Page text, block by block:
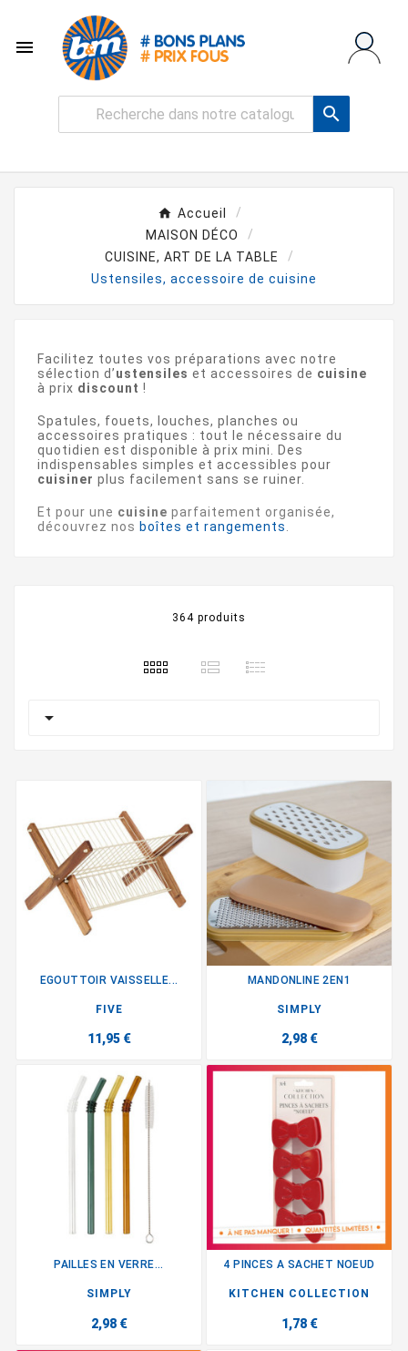


Accueil
MAISON DÉCO
CUISINE, ART DE LA TABLE
Ustensiles, accessoire de cuisine
Facilitez toutes vos préparations avec notre
sélection d’ustensiles et accessoires de cuisine
à prix discount !
Spatules, fouets, louches, planches ou
accessoires pratiques : tout le nécessaire du
quotidien est disponible à prix mini. Des
indispensables simples et accessibles pour
cuisiner plus facilement sans se ruiner.
Et pour une cuisine parfaitement organisée,
découvrez nos boîtes et rangements
364 produits

EGOUTTOIR VAISSELLE...
FIVE
11,95 €
MANDONLINE 2EN1
SIMPLY
2,98 €
PAILLES EN VERRE...
SIMPLY
2,98 €
4 PINCES A SACHET NOEUD
KITCHEN COLLECTION
1,78 €